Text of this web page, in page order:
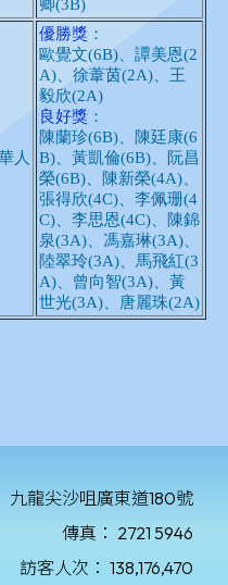
九龍尖沙咀廣東道180號
傳真： 2721 5946
訪客人次： 138,176,470